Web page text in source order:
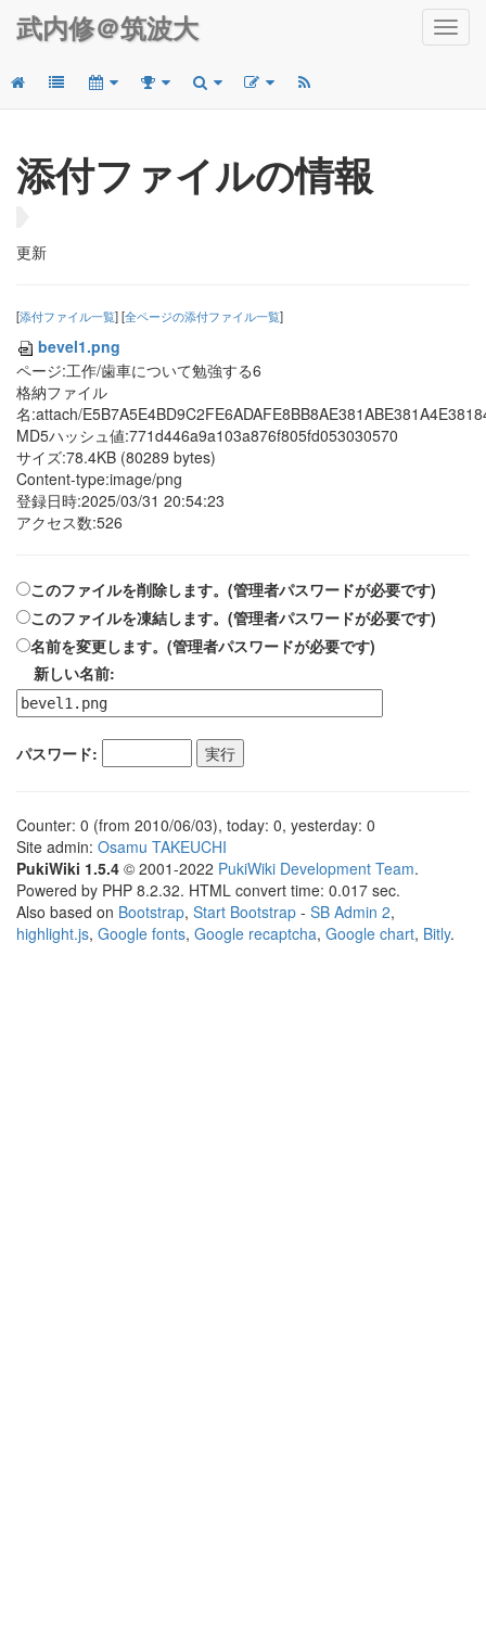
武内修＠筑波大
添付ファイルの情報
更新
[添付ファイル一覧] [全ページの添付ファイル一覧]
bevel1.png
ページ:工作/歯車について勉強する6
格納ファイル
名:attach/
MD5ハッシュ値:771d446a9a103a876f805fd053030570
サイズ:78.4KB (80289 bytes)
Content-type:image/png
登録日時:2025/03/31 20:54:23
アクセス数:526
このファイルを削除します。(管理者パスワードが必要です)
このファイルを凍結します。(管理者パスワードが必要です)
名前を変更します。(管理者パスワードが必要です)
新しい名前:
パスワード:
Counter: 0 (from 2010/06/03), today: 0, yesterday: 0
Site admin: Osamu TAKEUCHI
PukiWiki 1.5.4 © 2001-2022 PukiWiki Development Team.
Powered by PHP 8.2.32. HTML convert time: 0.017 sec.
Also based on Bootstrap, Start Bootstrap - SB Admin 2,
highlight.js, Google fonts, Google recaptcha, Google chart, Bitly.